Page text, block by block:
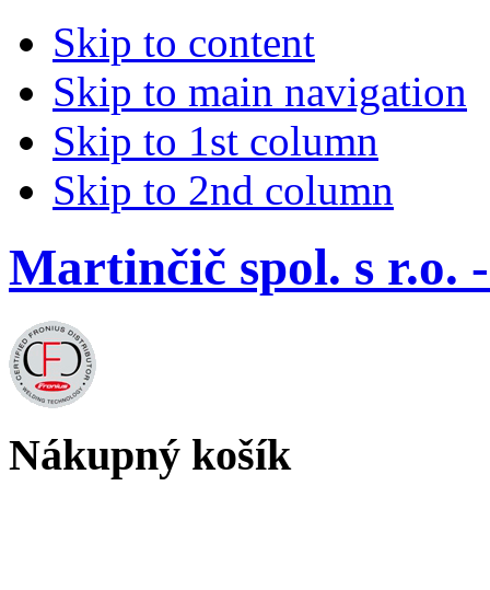
Skip to content
Skip to main navigation
Skip to 1st column
Skip to 2nd column
Martinčič spol. s r.o.
Nákupný košík